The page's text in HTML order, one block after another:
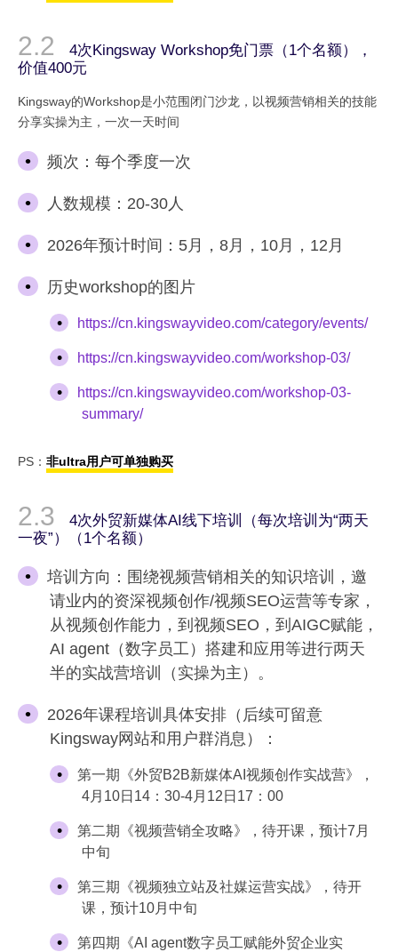
4次Kingsway Workshop免门票（1个名额），
价值400元
Kingsway的Workshop是小范围闭门沙龙，以视频营销相关的技能
分享实操为主，一次一天时间
频次：每个季度一次
人数规模：20-30人
2026年预计时间：5月，8月，10月，12月
历史workshop的图片
https://cn.kingswayvideo.com/category/events/
https://cn.kingswayvideo.com/workshop-03/
https://cn.kingswayvideo.com/workshop-03-
summary/
PS： 非ultra用户可单独购买
4次外贸新媒体AI线下培训（每次培训为“两天
一夜”）（1个名额）
培训方向：围绕视频营销相关的知识培训，邀
请业内的资深视频创作/视频SEO运营等专家，
从视频创作能力，到视频SEO，到AIGC赋能，
AI agent（数字员工）搭建和应用等进行两天
半的实战营培训（实操为主）。
2026年课程培训具体安排（后续可留意
Kingsway网站和用户群消息）：
第一期《外贸B2B新媒体AI视频创作实战营》，
4月10日14：30-4月12日17：00
第二期《视频营销全攻略》，待开课，预计7月
中旬
第三期《视频独立站及社媒运营实战》，待开
课，预计10月中旬
第四期《AI agent数字员工赋能外贸企业实